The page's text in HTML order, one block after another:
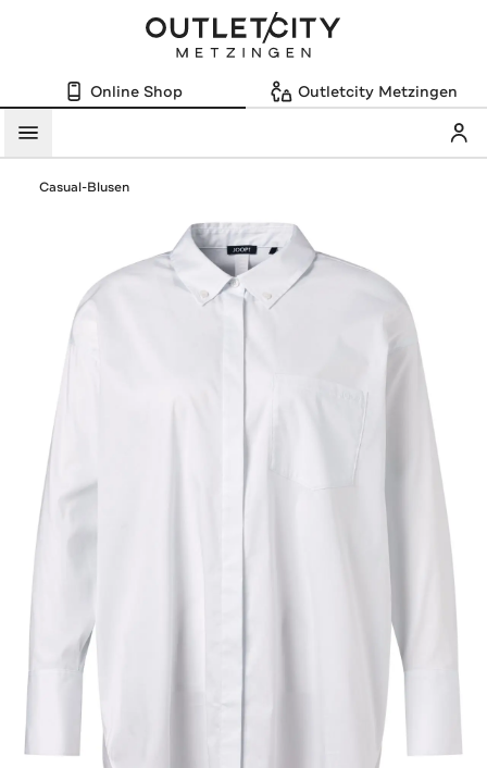
Online Shop Outletcity Metzingen
Menü
Casual-Blusen